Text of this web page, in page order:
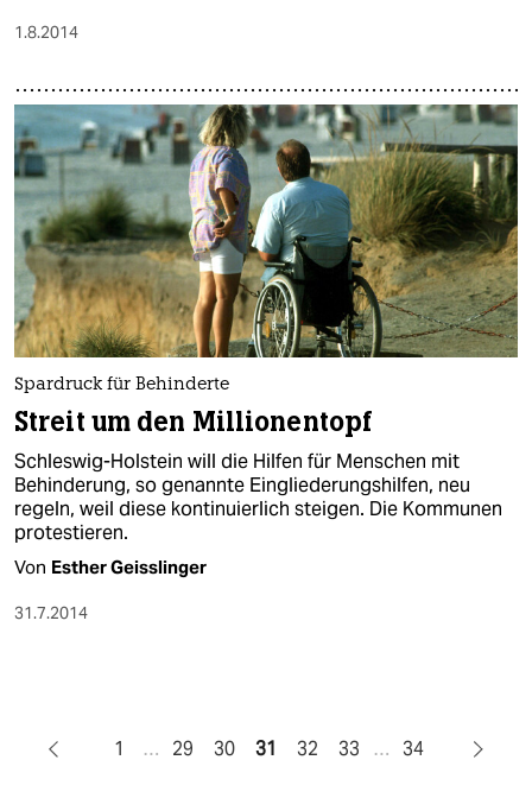
1.8.2014
Spardruck für Behinderte
Streit um den Millionentopf
Schleswig-Holstein will die Hilfen für Menschen mit
Behinderung, so genannte Eingliederungshilfen, neu
regeln, weil diese kontinuierlich steigen. Die Kommunen
protestieren.
Von Esther Geisslinger
31.7.2014
1 … 29 30 31 32 33 … 34